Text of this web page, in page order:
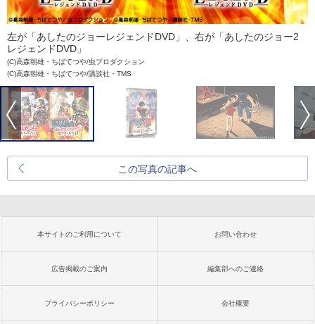
左が「あしたのジョーレジェンドDVD」、右が「あしたのジョー2
レジェンドDVD」
(C)高森朝雄・ちばてつや/虫プロダクション
(C)高森朝雄・ちばてつや/講談社・TMS
この写真の記事へ
本サイトのご利用について お問い合わせ
広告掲載のご案内 編集部へのご連絡
プライバシーポリシー 会社概要